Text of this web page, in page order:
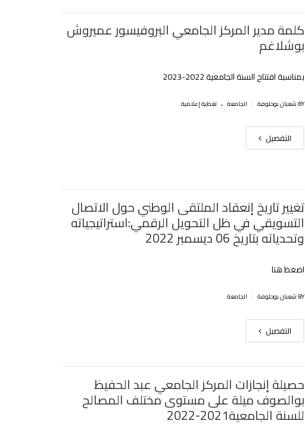
كلمة مدير المركز الجامعي البروفيسور عميروش
بوشلاغم
بمناسبة افتتاح السنة الجامعية 2022-2023‎‎
BY شعبان بوحلوفة الجامعة . تغطية إعلامية
التفصيل
تغيير تاريخ إنعقاد الملتقى الوطني حول الاتصال
التسويقي في ظل التحويل الرقمي:استراتيجياته
وتحدياته بتاريخ 06 ديسمبر 2022‎‎‎‎
اضغظ هنا
BY شعبان بوحلوفة الجامعة
التفصيل
حصيلة إنجازات المركز الجامعي عبد الحفيظ
بوالصوف ميلة على مستوى مختلف المصالح
للسنة الجامعية2021-2022